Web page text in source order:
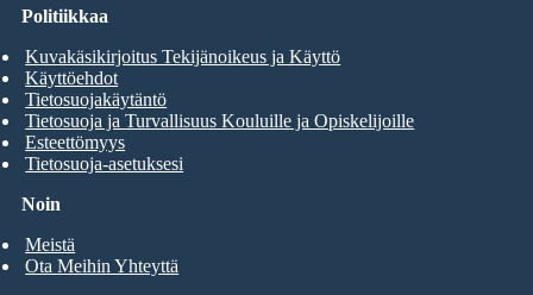
Noin
Meistä
Ota Meihin Yhteyttä
Politiikkaa
Kuvakäsikirjoitus Tekijänoikeus ja Käyttö
Käyttöehdot
Tietosuojakäytäntö
Tietosuoja ja Turvallisuus Kouluille ja Opiskelijoille
Esteettömyys
Tietosuoja-asetuksesi